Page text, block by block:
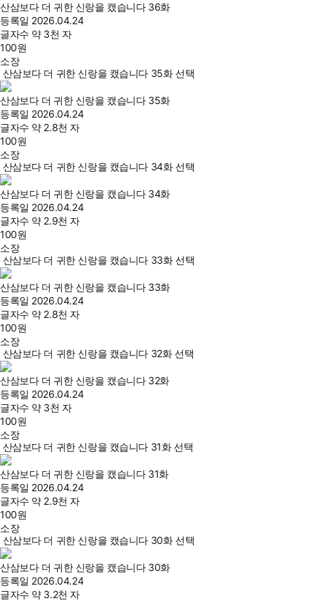
산삼보다 더 귀한 신랑을 캤습니다 36화
등록일 2026.04.24
글자수 약 3천 자
100원
소장
산삼보다 더 귀한 신랑을 캤습니다 35화 선택
산삼보다 더 귀한 신랑을 캤습니다 35화
등록일 2026.04.24
글자수 약 2.8천 자
100원
소장
산삼보다 더 귀한 신랑을 캤습니다 34화 선택
산삼보다 더 귀한 신랑을 캤습니다 34화
등록일 2026.04.24
글자수 약 2.9천 자
100원
소장
산삼보다 더 귀한 신랑을 캤습니다 33화 선택
산삼보다 더 귀한 신랑을 캤습니다 33화
등록일 2026.04.24
글자수 약 2.8천 자
100원
소장
산삼보다 더 귀한 신랑을 캤습니다 32화 선택
산삼보다 더 귀한 신랑을 캤습니다 32화
등록일 2026.04.24
글자수 약 3천 자
100원
소장
산삼보다 더 귀한 신랑을 캤습니다 31화 선택
산삼보다 더 귀한 신랑을 캤습니다 31화
등록일 2026.04.24
글자수 약 2.9천 자
100원
소장
산삼보다 더 귀한 신랑을 캤습니다 30화 선택
산삼보다 더 귀한 신랑을 캤습니다 30화
등록일 2026.04.24
글자수 약 3.2천 자